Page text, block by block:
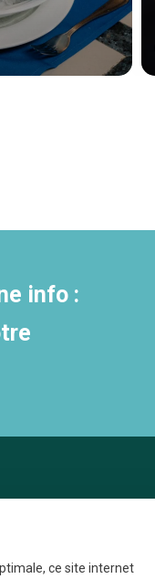
info :
ce site internet